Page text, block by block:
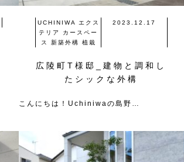
UCHINIWA エクス
テリア
カースペー
ス
新築外構 植栽
2023.12.17
広陵町T様邸_建物と調和し
たシックな外構
こんにちは！Uchiniwaの島野…